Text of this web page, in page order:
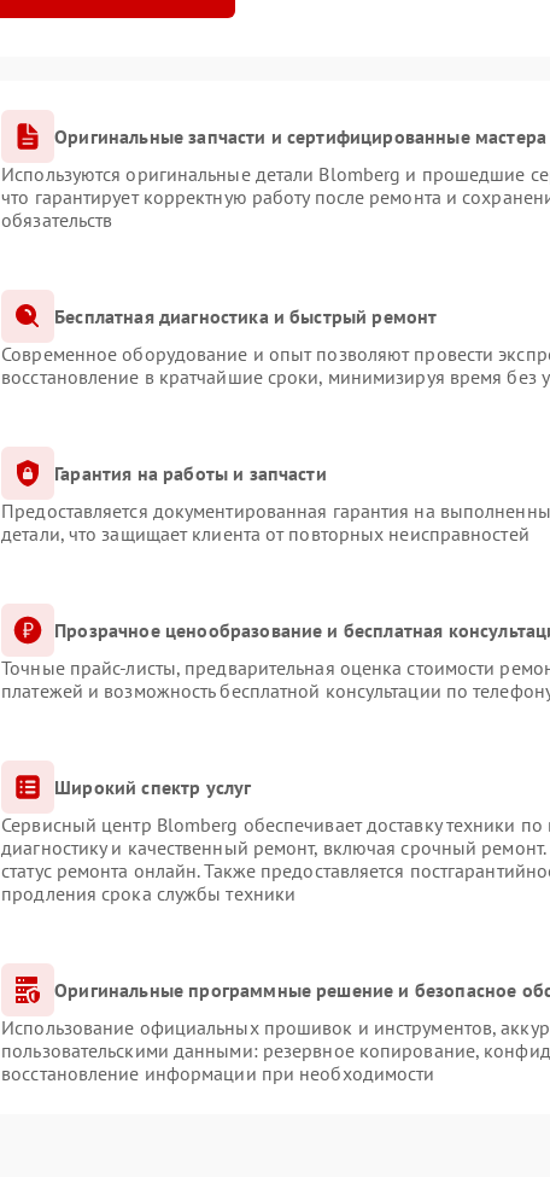
Оригинальные запчасти и сертифицированные мастера
Используются оригинальные детали Blomberg и прошедшие
что гарантирует корректную работу после ремонта и
обязательств
Бесплатная диагностика и быстрый ремонт
Современное оборудование и опыт позволяют провести
восстановление в кратчайшие сроки, минимизируя время без
Гарантия на работы и запчасти
Предоставляется документированная гарантия на
детали, что защищает клиента от повторных неисправностей
Прозрачное ценообразование и бесплатная
Точные прайс-листы, предварительная оценка стоимости
платежей и возможность бесплатной консультации по
Широкий спектр услуг
Сервисный центр Blomberg обеспечивает доставку техники
диагностику и качественный ремонт, включая срочный
статус ремонта онлайн. Также предоставляется
продления срока службы техники
Оригинальные программные решение и безопасное
Использование официальных прошивок и инструментов,
пользовательскими данными: резервное копирование,
восстановление информации при необходимости